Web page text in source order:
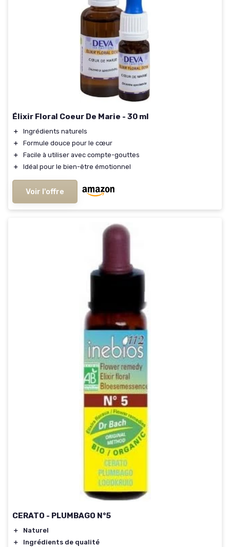
Élixir Floral Coeur De Marie - 30 ml
＋
Ingrédients naturels
＋
Formule douce pour le cœur
＋
Facile à utiliser avec compte-gouttes
＋
Idéal pour le bien-être émotionnel
Voir l'offre
CERATO - PLUMBAGO N°5
＋
Naturel
＋
Ingrédients de qualité